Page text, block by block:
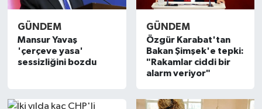
GÜNDEM
Mansur Yavaş
'çerçeve yasa'
sessizliğini bozdu
GÜNDEM
Özgür Karabat'tan
Bakan Şimşek'e tepki:
"Rakamlar ciddi bir
alarm veriyor"